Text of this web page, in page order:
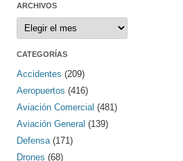
ARCHIVOS
Archivos
CATEGORÍAS
Accidentes (209)
Aeropuertos (416)
Aviación Comercial (481)
Aviación General (139)
Defensa(171)
Drones (68)